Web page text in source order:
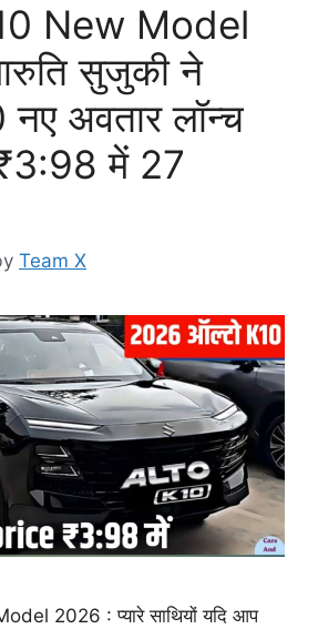
New Model
सुजुकी ने
अवतार लॉन्च
में 27
Team X
2026 : प्यारे साथियों यदि आप